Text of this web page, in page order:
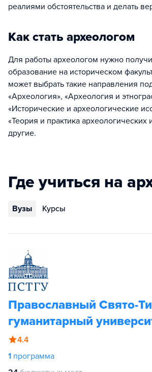
реалиями обстоятельства и делать
Как стать археологом
Для работы археологом нужно
образование на историческом
может выбрать такие направления
«Археология», «Археология и
«Исторические и археологические
«Теория и практика археологических
другие.
Где учиться на
Вузы Курсы
Православный Свято-
гуманитарный
4.4
1 программа